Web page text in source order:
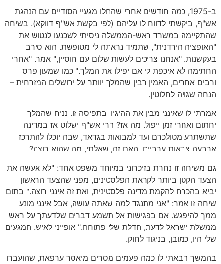
ב-1975, כמה חודשים אחרי שהחלו מגעיי הסודיים עם הנהגת
אש"ף, ביקשתי לדווח לו עליהם (לפי בקשת אש"ף דווקא). בשיחה
שהתקיימה במשרד ראש-הממשלה ניסיתי לשכנעו לנטוש את
"האופציה הירדנית", שתמיד נראתה לי מטופשת. הוא סירב
בעקשנות. "אנחנו צריכים לעשות שלום עם חוסיין," אמר. "אחרי
החתימה לא איכפת לי אם יפילו את המלך." כמו שמעון פרס
ורבים אחרים, האמין רבין שהמלך יוותר על ירושלים המזרחית –
הנחה שגויה לחלוטין.
אמרתי לו שאינני מבין את ההיגיון בתפיסה זו. נניח שהמלך
יחתום ואחרי זמן ייפול. מה אז? הרי אש"ף ישלוט אז במדינה
שתשתרע מטולכרם ועד למבואות בגדאד, שבה יוכלו להתרכז
ארבעה צבאות ערביים. האם זה, שאלתי, מה שהוא רוצה?
גם משיחה זו נחרת בזיכרוני במיוחד משפט אחד: "לא אעשה את
הצעד הקטן ביותר לקראת הפלסטינים, מפני שהצעד הראשון
יביא בהכרח להקמת מדינה פלסטינית, ואת זה אינני רוצה." בתום
שיחה זו אמר: "אני מתנגד למה שאתה עושה, אבל אינני מונע
ממך להיפגש. אם בפגישות אל תשמע דברים שלדעתך על ראש
ממשלת ישראל לדעת, הדלת שלי פתוחה." אופייני לאיש. המגעים
שלי היו, כמובן, בניגוד לחוק.
בהמשך הבאתי לו כמה פעמים מסרים מיאסר ערפאת, שהועברו